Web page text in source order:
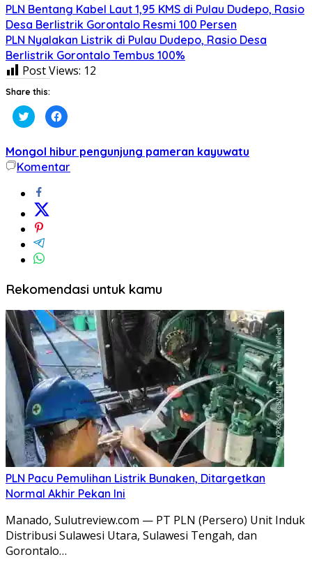
PLN Bentang Kabel Laut 1,95 KMS di Pulau Dudepo, Rasio
Desa Berlistrik Gorontalo Resmi 100 Persen
PLN Nyalakan Listrik di Pulau Dudepo, Rasio Desa
Berlistrik Gorontalo Tembus 100%
Post Views: 12
Share this:
Klik
untuk
berbagi
Twitter(Membuka
di
jendela
yang
Klik
untuk
Facebook(Membuka
di
jendela
yang
Mongol hibur pengunjung pameran kayuwatu
Komentar
Rekomendasi untuk kamu
PLN Pacu Pemulihan Listrik Bunaken, Ditargetkan
Normal Akhir Pekan Ini
Manado, Sulutreview.com — PT PLN (Persero) Unit Induk
Distribusi Sulawesi Utara, Sulawesi Tengah, dan
Gorontalo…